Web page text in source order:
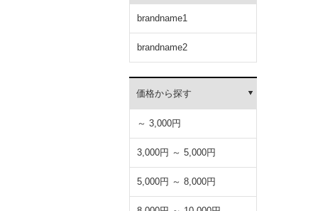
brandname1
brandname2
価格から探す
～ 3,000円
3,000円 ～ 5,000円
5,000円 ～ 8,000円